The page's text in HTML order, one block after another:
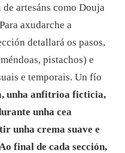
artesáns como Douja
axudarche a
detallará os pasos,
pistachos) e
e temporais. Un fío
unha anfitrioa ficticia,
unha cea
unha crema suave e
final de cada sección,